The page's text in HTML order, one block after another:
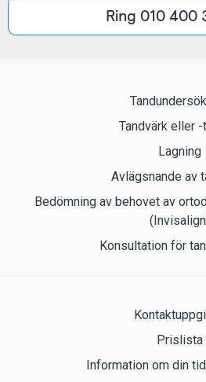
Ring 010 400
Tandvärk eller -
Lagning
Avlägsnande av
Bedömning av behovet av
Konsultation för
Prislista
Information om din